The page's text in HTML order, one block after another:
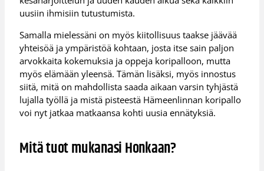
uusiin ihmisiin tutustumista.
Samalla mielessäni on myös kiitollisuus taakse jäävää
yhteisöä ja ympäristöä kohtaan, josta itse sain paljon
arvokkaita kokemuksia ja oppeja koripalloon, mutta
myös elämään yleensä. Tämän lisäksi, myös innostus
siitä, mitä on mahdollista saada aikaan varsin tyhjästä
lujalla työllä ja mistä pisteestä Hämeenlinnan koripallo
voi nyt jatkaa matkaansa kohti uusia ennätyksiä.
Mitä tuot mukanasi Honkaan?